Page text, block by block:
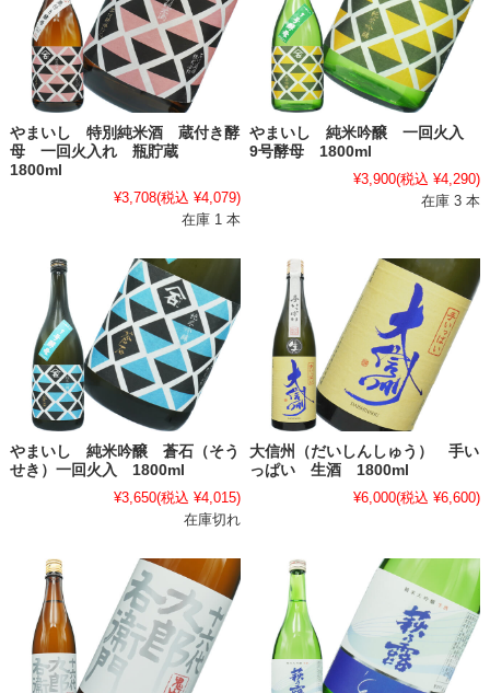
やまいし 特別純米酒 蔵付き酵
母 一回火入れ 瓶貯蔵
1800ml
¥3,708(税込 ¥4,079)
在庫 1 本
やまいし 純米吟醸 一回火入
9号酵母 1800ml
¥3,900(税込 ¥4,290)
在庫 3 本
やまいし 純米吟醸 蒼石（そう
せき）一回火入 1800ml
¥3,650(税込 ¥4,015)
在庫切れ
大信州（だいしんしゅう） 手い
っぱい 生酒 1800ml
¥6,000(税込 ¥6,600)